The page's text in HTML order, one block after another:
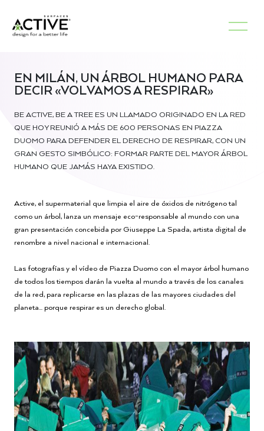
EN MILÁN, UN ÁRBOL HUMANO PARA
DECIR «VOLVAMOS A RESPIRAR»
BE ACTIVE, BE A TREE ES UN LLAMADO ORIGINADO EN LA RED
QUE HOY REUNIÓ A MÁS DE 600 PERSONAS EN PIAZZA
DUOMO PARA DEFENDER EL DERECHO DE RESPIRAR, CON UN
GRAN GESTO SIMBÓLICO: FORMAR PARTE DEL MAYOR ÁRBOL
HUMANO QUE JAMÁS HAYA EXISTIDO.
Active, el supermaterial que limpia el aire de óxidos de nitrógeno tal
como un árbol, lanza un mensaje eco-responsable al mundo con una
gran presentación concebida por Giuseppe La Spada, artista digital de
renombre a nivel nacional e internacional.
Las fotografías y el vídeo de Piazza Duomo con el mayor árbol humano
de todos los tiempos darán la vuelta al mundo a través de los canales
de la red, para replicarse en las plazas de las mayores ciudades del
planeta... porque respirar es un derecho global.